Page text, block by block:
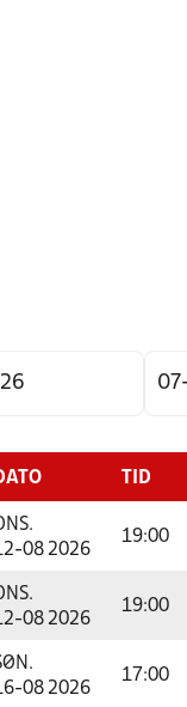
TID
08 2026
19:00
08 2026
19:00
08 2026
17:00